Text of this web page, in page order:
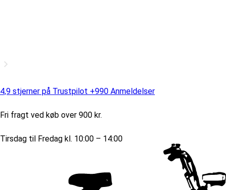
4,9 stjerner på Trustpilot +990 Anmeldelser
Fri fragt ved køb over 900 kr.
Tirsdag til Fredag kl. 10:00 – 14:00